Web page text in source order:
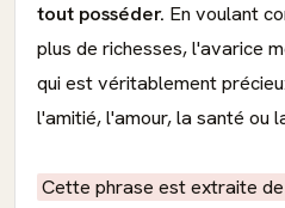
tout posséder. En voulant
plus de richesses, l'avarice
qui est véritablement
l'amitié, l'amour, la santé ou
Cette phrase est extraite